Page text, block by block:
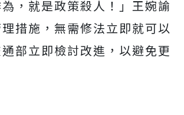
，就是政策殺人！」王婉諭
措施，無需修法立即就可以
部立即檢討改進，以避免更